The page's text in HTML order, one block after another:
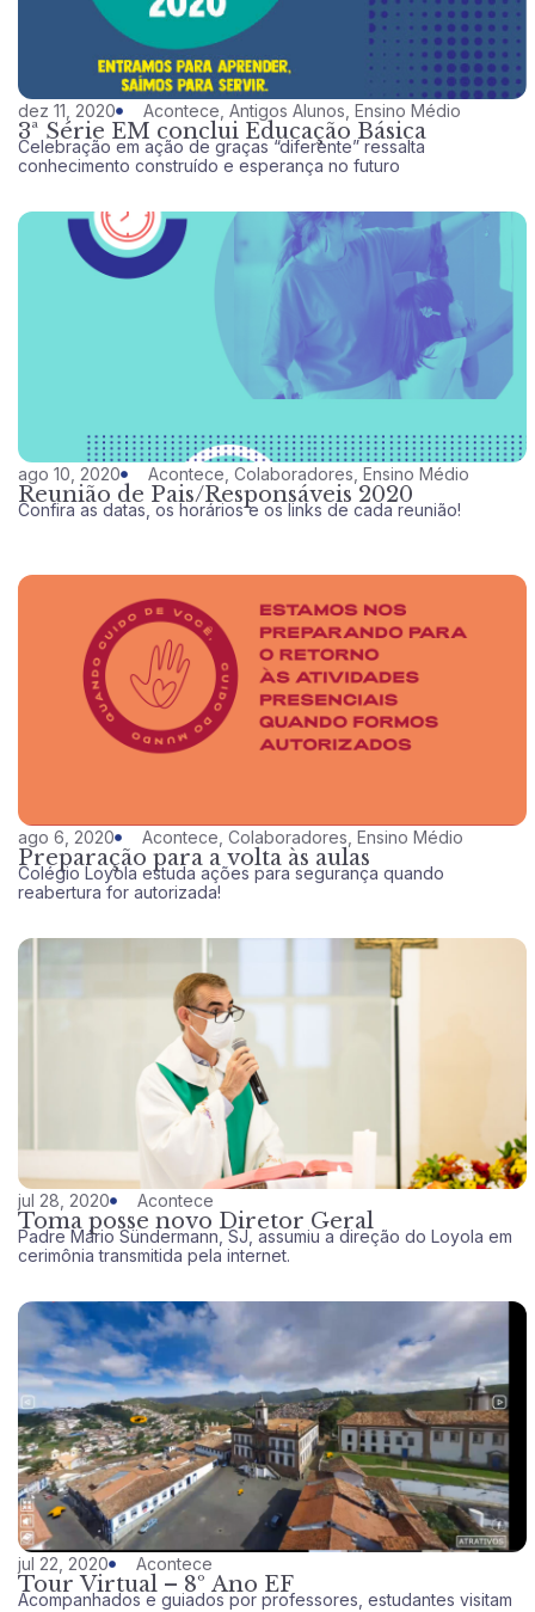
dez 11, 2020 Acontece Antigos Alunos Ensino Médio
3ª Série EM conclui Educação Básica
Celebração em ação de graças “diferente” ressalta
conhecimento construído e esperança no futuro
ago 10, 2020 Acontece Colaboradores Ensino Médio
Reunião de Pais/Responsáveis 2020
Confira as datas, os horários e os links de cada reunião!
ago 6, 2020 Acontece Colaboradores Ensino Médio
Preparação para a volta às aulas
Colégio Loyola estuda ações para segurança quando
reabertura for autorizada!
jul 28, 2020 Acontece
Toma posse novo Diretor Geral
Padre Mário Sündermann, SJ, assumiu a direção do Loyola em
cerimônia transmitida pela internet.
jul 22, 2020 Acontece
Tour Virtual – 8º Ano EF
Acompanhados e guiados por professores, estudantes visitam